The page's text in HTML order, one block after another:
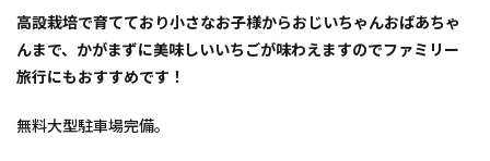
高設栽培で育てており小さなお子様からおじいちゃんおばあちゃ
んまで、かがまずに美味しいいちごが味わえますのでファミリー
旅行にもおすすめです！
無料大型駐車場完備。